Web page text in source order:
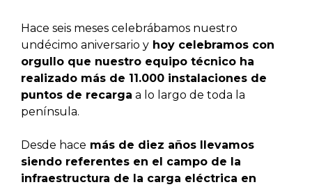
Hace seis meses celebrábamos nuestro
undécimo aniversario y hoy celebramos con
orgullo que nuestro equipo técnico ha
realizado más de 11.000 instalaciones de
puntos de recarga a lo largo de toda la
península.
Desde hace más de diez años llevamos
siendo referentes en el campo de la
infraestructura de la carga eléctrica en